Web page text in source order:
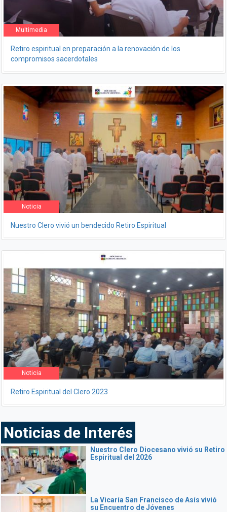
Multimedia
Retiro espiritual en preparación a la renovación de los
compromisos sacerdotales
Noticia
Nuestro Clero vivió un bendecido Retiro Espiritual
Noticia
Retiro Espiritual del Clero 2023
Noticias de Interés
Nuestro Clero Diocesano vivió su Retiro
Espiritual del 2026
La Vicaría San Francisco de Asís vivió
su Encuentro de Jóvenes